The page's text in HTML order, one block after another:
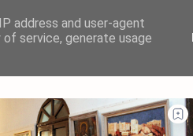
address and user-agent
service, generate usage